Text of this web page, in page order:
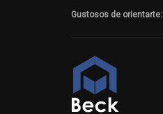
Gustosos de orientarte: